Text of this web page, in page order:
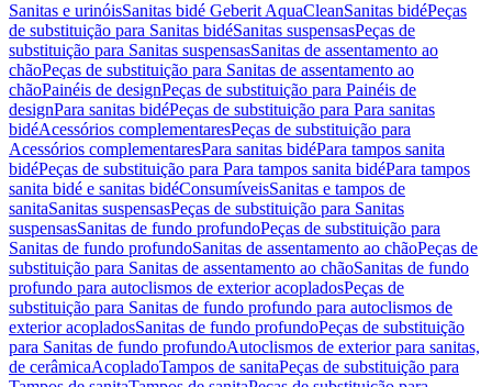
Sanitas e urinóisSanitas bidé Geberit AquaCleanSanitas bidéPeças
de substituição para Sanitas bidéSanitas suspensasPeças de
substituição para Sanitas suspensasSanitas de assentamento ao
chãoPeças de substituição para Sanitas de assentamento ao
chãoPainéis de designPeças de substituição para Painéis de
designPara sanitas bidéPeças de substituição para Para sanitas
bidéAcessórios complementaresPeças de substituição para
Acessórios complementaresPara sanitas bidéPara tampos sanita
bidéPeças de substituição para Para tampos sanita bidéPara tampos
sanita bidé e sanitas bidéConsumíveisSanitas e tampos de
sanitaSanitas suspensasPeças de substituição para Sanitas
suspensasSanitas de fundo profundoPeças de substituição para
Sanitas de fundo profundoSanitas de assentamento ao chãoPeças de
substituição para Sanitas de assentamento ao chãoSanitas de fundo
profundo para autoclismos de exterior acopladosPeças de
substituição para Sanitas de fundo profundo para autoclismos de
exterior acopladosSanitas de fundo profundoPeças de substituição
para Sanitas de fundo profundoAutoclismos de exterior para sanitas,
de cerâmicaAcopladoTampos de sanitaPeças de substituição para